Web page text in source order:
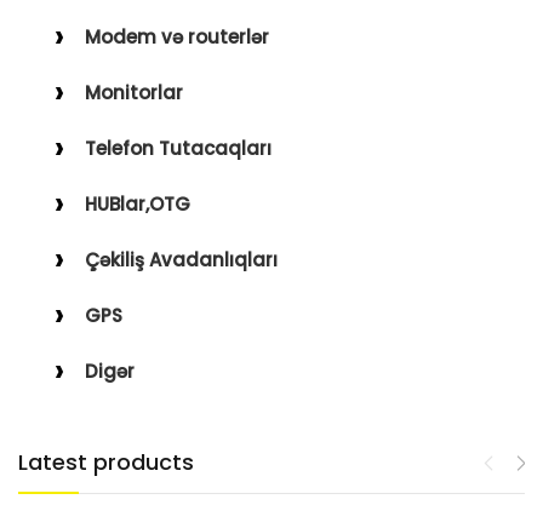
Modem və routerlər
Monitorlar
Telefon Tutacaqları
HUBlar,OTG
Çəkiliş Avadanlıqları
GPS
Digər
Latest products